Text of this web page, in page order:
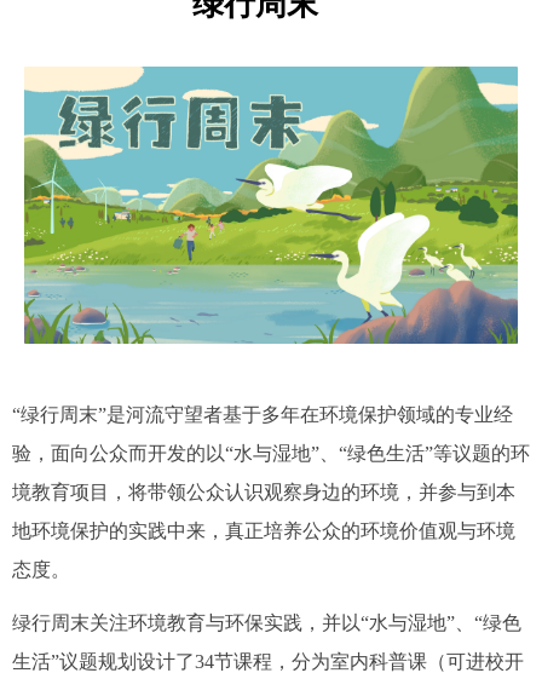
“绿行周末”是河流守望者基于多年在环境保护领域的专业经
验，面向公众而开发的以“水与湿地”、“绿色生活”等议题的环
境教育项目，将带领公众认识观察身边的环境，并参与到本
地环境保护的实践中来，真正培养公众的环境价值观与环境
态度。
绿行周末关注环境教育与环保实践，并以“水与湿地”、“绿色
生活”议题规划设计了34节课程，分为室内科普课（可进校开